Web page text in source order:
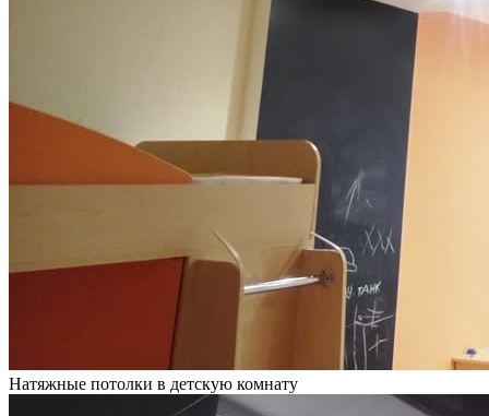
Натяжные потолки в детскую комнату